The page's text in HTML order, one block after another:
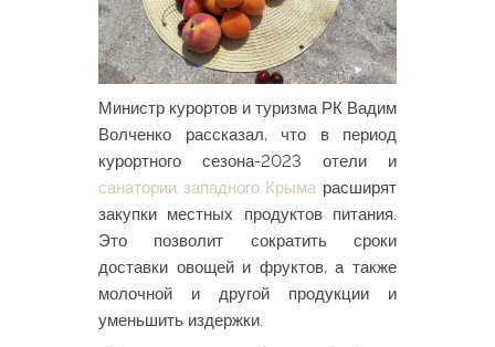
Министр курортов и туризма РК Вадим
Волченко рассказал, что в период
курортного сезона-2023 отели и
санатории западного Крыма расширят
закупки местных продуктов питания.
Это позволит сократить сроки
доставки овощей и фруктов, а также
молочной и другой продукции и
уменьшить издержки.